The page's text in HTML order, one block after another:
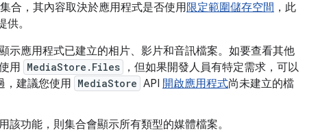
合，其內容取決於應用程式是否使用限定範圍儲存空間 ，此
。
示應用程式已建立的相片、影片和音訊檔案。如要查看其他
用 MediaStore.Files
，但如果開發人員有特定需求，可以
，建議您使用 MediaStore API 開啟應用程式尚未建立的檔
功能，則集合會顯示所有類型的媒體檔案。